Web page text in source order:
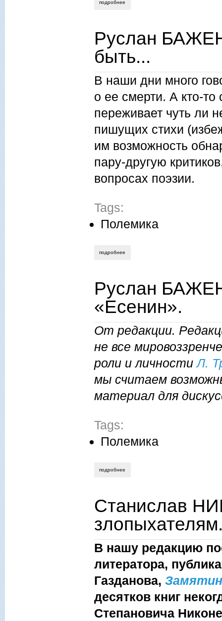
подробнее
Руслан
быть...
В наши дни много
о ее смерти. А кто-то
переживает чуть ли
пишущих стихи
им возможность
пару-другую
вопросах поэзии.
Tags:
Полемика
подробнее
Руслан
«Есенин».
От редакции.
не все
роли и личностиЛ.
мы считаем
материал для
Tags:
Полемика
подробнее
Станислав
В нашу редакцию
литератора,
Газданова,
десятков книг
Степановича